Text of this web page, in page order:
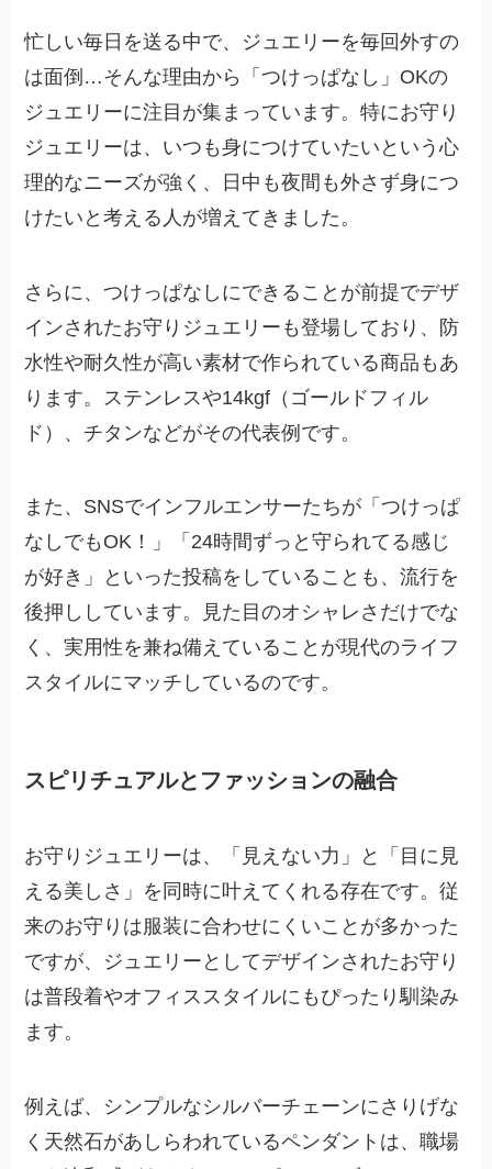
忙しい毎日を送る中で、ジュエリーを毎回外すの
は面倒…そんな理由から「つけっぱなし」OKの
ジュエリーに注目が集まっています。特にお守り
ジュエリーは、いつも身につけていたいという心
理的なニーズが強く、日中も夜間も外さず身につ
けたいと考える人が増えてきました。
さらに、つけっぱなしにできることが前提でデザ
インされたお守りジュエリーも登場しており、防
水性や耐久性が高い素材で作られている商品もあ
ります。ステンレスや14kgf（ゴールドフィル
ド）、チタンなどがその代表例です。
また、SNSでインフルエンサーたちが「つけっぱ
なしでもOK！」「24時間ずっと守られてる感じ
が好き」といった投稿をしていることも、流行を
後押ししています。見た目のオシャレさだけでな
く、実用性を兼ね備えていることが現代のライフ
スタイルにマッチしているのです。
スピリチュアルとファッションの融合
お守りジュエリーは、「見えない力」と「目に見
える美しさ」を同時に叶えてくれる存在です。従
来のお守りは服装に合わせにくいことが多かった
ですが、ジュエリーとしてデザインされたお守り
は普段着やオフィススタイルにもぴったり馴染み
ます。
例えば、シンプルなシルバーチェーンにさりげな
く天然石があしらわれているペンダントは、職場